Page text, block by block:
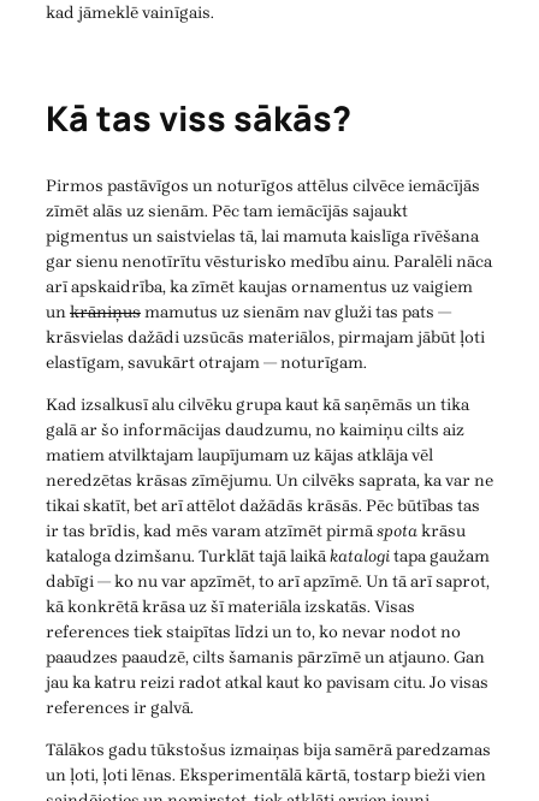
kad jāmeklē vainīgais.
Kā tas viss sākās?
Pirmos pastāvīgos un noturīgos attēlus cilvēce iemācījās
zīmēt alās uz sienām. Pēc tam iemācījās sajaukt
pigmentus un saistvielas tā, lai mamuta kaislīga rīvēšana
gar sienu nenotīrītu vēsturisko medību ainu. Paralēli nāca
arī apskaidrība, ka zīmēt kaujas ornamentus uz vaigiem
unkrāniņusmamutus uz sienām nav gluži tas pats —
krāsvielas dažādi uzsūcās materiālos, pirmajam jābūt ļoti
elastīgam, savukārt otrajam — noturīgam.
Kad izsalkusī alu cilvēku grupa kaut kā saņēmās un tika
galā ar šo informācijas daudzumu, no kaimiņu cilts aiz
matiem atvilktajam laupījumam uz kājas atklāja vēl
neredzētas krāsas zīmējumu. Un cilvēks saprata, ka var ne
tikai skatīt, bet arī attēlot dažādās krāsās. Pēc būtības tas
ir tas brīdis, kad mēs varam atzīmēt pirmāspotakrāsu
kataloga dzimšanu. Turklāt tajā laikākatalogitapa gaužam
dabīgi — ko nu var apzīmēt, to arī apzīmē. Un tā arī saprot,
kā konkrētā krāsa uz šī materiāla izskatās. Visas
references tiek staipītas līdzi un to, ko nevar nodot no
paaudzes paaudzē, cilts šamanis pārzīmē un atjauno. Gan
jau ka katru reizi radot atkal kaut ko pavisam citu. Jo visas
references ir galvā.
Tālākos gadu tūkstošus izmaiņas bija samērā paredzamas
un ļoti, ļoti lēnas. Eksperimentālā kārtā, tostarp bieži vien